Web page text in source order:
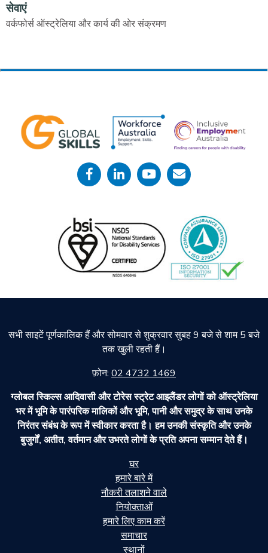
सेवाएं
वर्कफोर्स ऑस्ट्रेलिया और कार्य की ओर संक्रमण
सभी साइटें पूर्णकालिक हैं और सोमवार से शुक्रवार सुबह 9 बजे से शाम 5 बजे
तक खुली रहती हैं।
फ़ोन: 02 4732 1469
ग्लोबल स्किल्स आदिवासी और टोरेस स्ट्रेट आइलैंडर लोगों को ऑस्ट्रेलिया
भर में भूमि के पारंपरिक मालिकों और भूमि, पानी और समुद्र के साथ उनके
निरंतर संबंध के रूप में स्वीकार करता है। हम उनकी संस्कृति और उनके
बुजुर्गों, अतीत, वर्तमान और उभरते लोगों के प्रति अपना सम्मान देते हैं।
घर
हमारे बारे में
नौकरी तलाशने वाले
नियोक्ताओं
हमारे लिए काम करें
समाचार
स्थानों